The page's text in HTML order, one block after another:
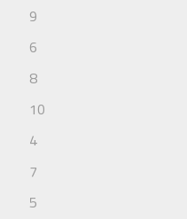
9
6
8
10
4
7
5